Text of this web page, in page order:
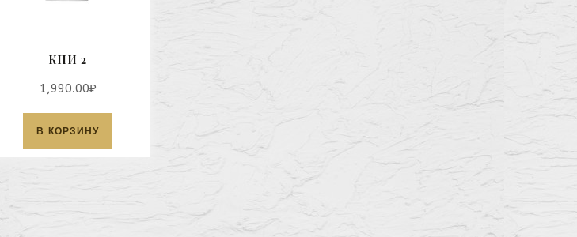
КПИ 2
1,990.00₽
В КОРЗИНУ